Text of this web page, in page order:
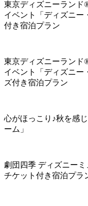
東京ディズニーラン
イベント「ディズニー
付き宿泊プラン
東京ディズニーラン
イベント「ディズニー
ズ付き宿泊プラン
心がほっこり♪秋を感
ーム」
劇団四季 ディズニー
チケット付き宿泊プラ